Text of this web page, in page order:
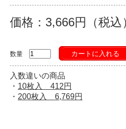
価格：3,666円（税込
数量 カートに入れる
入数違いの商品
・ 10枚入 412円
・ 200枚入 6,769円